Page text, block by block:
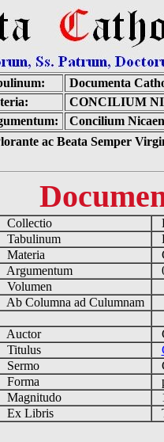
Documenta
CONCILIUM
Concilium
ac Beata Semper
Collectio
Tabulinum
Materia
Argumentum
Volumen
Ab Columna ad Culumnam
Auctor
Titulus
Sermo
Forma
Magnitudo
Ex Libris